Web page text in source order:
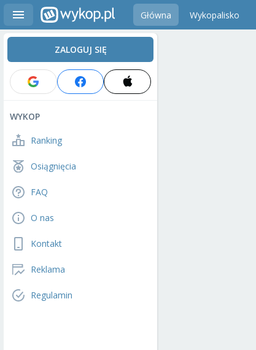
Główna Wykopalisko
ZALOGUJ SIĘ
WYKOP
Ranking
Osiągnięcia
FAQ
O nas
Kontakt
Reklama
Regulamin